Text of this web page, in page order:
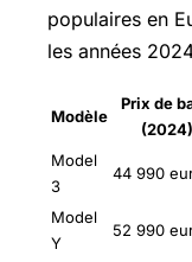
populaires en
les années
Modèle
Prix de
(2024)
Model
3
44 990
Model
Y
52 990